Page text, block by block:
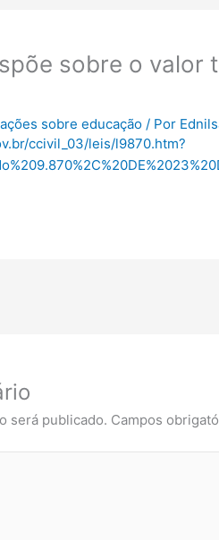
sobre o
sobre educação / Por
ccivil_03/leis/l9870.htm?
será publicado. Campos